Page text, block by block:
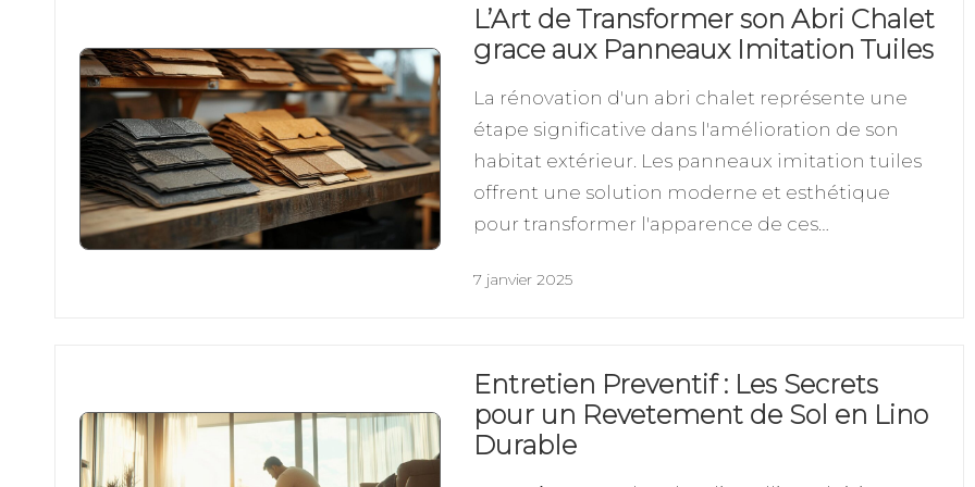
L’Art de Transformer son Abri Chalet
grace aux Panneaux Imitation Tuiles
La rénovation d'un abri chalet représente une
étape significative dans l'amélioration de son
habitat extérieur. Les panneaux imitation tuiles
offrent une solution moderne et esthétique
pour transformer l'apparence de ces…
7 janvier 2025
Entretien Preventif : Les Secrets
pour un Revetement de Sol en Lino
Durable